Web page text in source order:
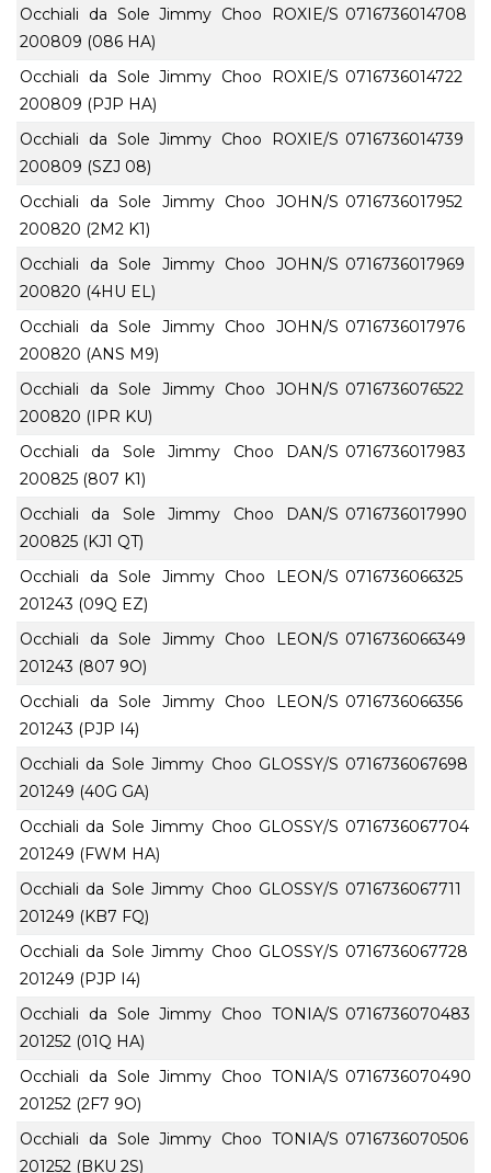
Occhiali da Sole Jimmy Choo ROXIE/S
200809 (086 HA)
0716736014708
Occhiali da Sole Jimmy Choo ROXIE/S
200809 (PJP HA)
0716736014722
Occhiali da Sole Jimmy Choo ROXIE/S
200809 (SZJ 08)
0716736014739
Occhiali da Sole Jimmy Choo JOHN/S
200820 (2M2 K1)
0716736017952
Occhiali da Sole Jimmy Choo JOHN/S
200820 (4HU EL)
0716736017969
Occhiali da Sole Jimmy Choo JOHN/S
200820 (ANS M9)
0716736017976
Occhiali da Sole Jimmy Choo JOHN/S
200820 (IPR KU)
0716736076522
Occhiali da Sole Jimmy Choo DAN/S
200825 (807 K1)
0716736017983
Occhiali da Sole Jimmy Choo DAN/S
200825 (KJ1 QT)
0716736017990
Occhiali da Sole Jimmy Choo LEON/S
201243 (09Q EZ)
0716736066325
Occhiali da Sole Jimmy Choo LEON/S
201243 (807 9O)
0716736066349
Occhiali da Sole Jimmy Choo LEON/S
201243 (PJP I4)
0716736066356
Occhiali da Sole Jimmy Choo GLOSSY/S
201249 (40G GA)
0716736067698
Occhiali da Sole Jimmy Choo GLOSSY/S
201249 (FWM HA)
0716736067704
Occhiali da Sole Jimmy Choo GLOSSY/S
201249 (KB7 FQ)
0716736067711
Occhiali da Sole Jimmy Choo GLOSSY/S
201249 (PJP I4)
0716736067728
Occhiali da Sole Jimmy Choo TONIA/S
201252 (01Q HA)
0716736070483
Occhiali da Sole Jimmy Choo TONIA/S
201252 (2F7 9O)
0716736070490
Occhiali da Sole Jimmy Choo TONIA/S
201252 (BKU 2S)
0716736070506